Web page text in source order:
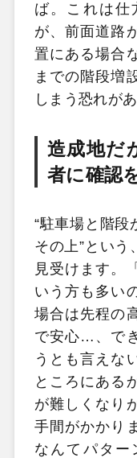
ば。これは仕
が、前面道路
置にある場合
までの階段増
しまう恐れが
造成地だ
者に確認
“駐車場と階段
その上”という
見受けます。
いう方も多い
場合は先程の
で安心…、で
うとも言えな
ところにある
が難しくなり
手間がかかり
なんてパター